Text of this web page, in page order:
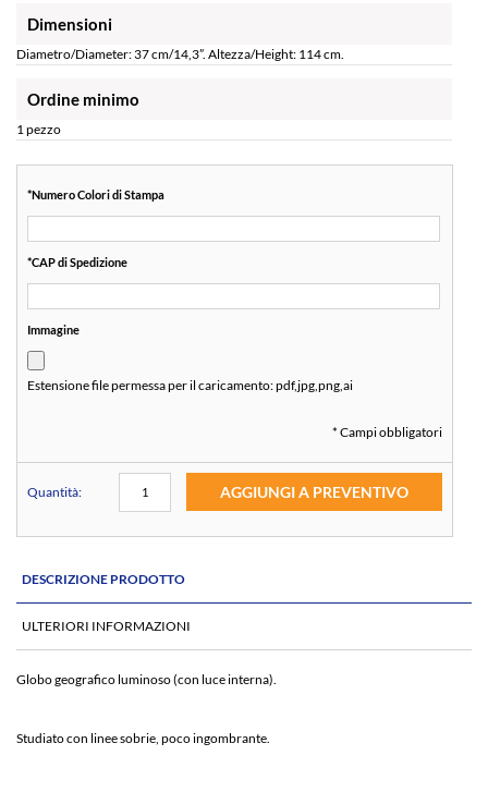
Dimensioni
Diametro/Diameter: 37 cm/14,3”. Altezza/Height: 114 cm.
Ordine minimo
1 pezzo
*Numero Colori di Stampa
*CAP di Spedizione
Immagine
Estensione file permessa per il caricamento:pdf,jpg,png,ai
* Campi obbligatori
Quantità: AGGIUNGI A PREVENTIVO
DESCRIZIONE PRODOTTO
ULTERIORI INFORMAZIONI
Globo geografico luminoso (con luce interna).
Studiato con linee sobrie, poco ingombrante.